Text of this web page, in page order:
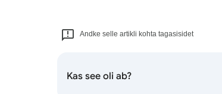
Andke selle artikli kohta tagasisidet
Kas see oli ab?